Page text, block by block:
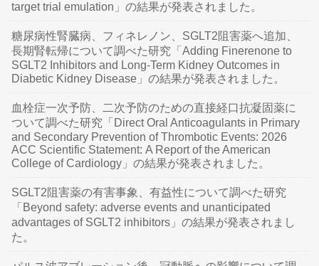
target trial emulation」の結果が発表されました。
糖尿病性腎臓病、フィネレノン、SGLT2阻害薬へ追加、
長期腎転帰について調べた研究「Adding Finerenone to
SGLT2 Inhibitors and Long-Term Kidney Outcomes in
Diabetic Kidney Disease」の結果が発表されました。
血栓症一次予防、二次予防のための直接経口抗凝固薬に
ついて調べた研究「Direct Oral Anticoagulants in Primary
and Secondary Prevention of Thrombotic Events: 2026
ACC Scientific Statement: A Report of the American
College of Cardiology」の結果が発表されました。
SGLT2阻害薬の有害事象、有益性について調べた研究
「Beyond safety: adverse events and unanticipated
advantages of SGLT2 inhibitors」の結果が発表されまし
た。